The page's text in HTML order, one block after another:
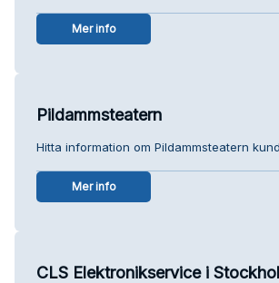
Mer info
Pildammsteatern
Hitta information om Pildammsteatern
Mer info
CLS Elektronikservice i